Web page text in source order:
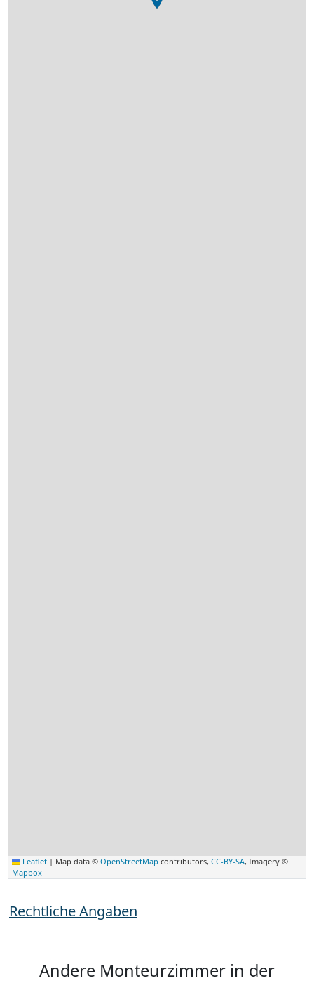
Leaflet | Map data © OpenStreetMap contributors, CC-BY-SA, Imagery ©
Mapbox
Rechtliche Angaben
Andere Monteurzimmer in der